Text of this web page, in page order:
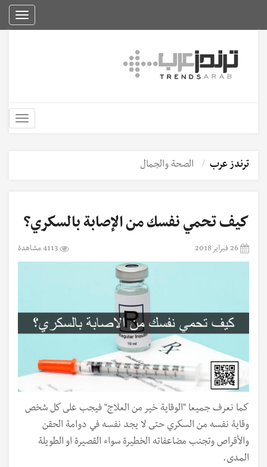
Toggle
Toggle
ترندز عرب الصحة والجمال
كيف تحمي نفسك من الإصابة بالسكري؟
26 فبراير 2018 4113 مشاهدة
كما نعرف جميعا "الوقاية خير من العلاج" فيجب على كل شخص
وقاية نفسه من السكري حتى لا يجد نفسه في دوامة الحقن
والأقراص وتجنب مضاعفاته الخطيرة سواء القصيرة او الطويلة
المدى.